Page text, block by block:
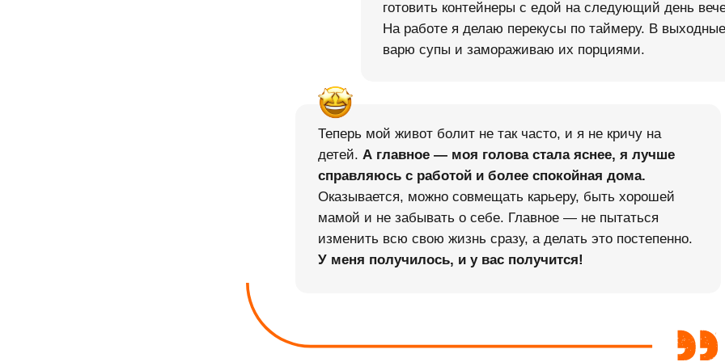
Теперь мой живот болит не так часто, и я не кричу на
детей. А главное — моя голова стала яснее, я лучше
справляюсь с работой и более спокойная дома.
Оказывается, можно совмещать карьеру, быть хорошей
мамой и не забывать о себе. Главное — не пытаться
изменить всю свою жизнь сразу, а делать это постепенно.
У меня получилось, и у вас получится!
готовить контейнеры с едой на следующий день
На работе я делаю перекусы по таймеру. В
варю супы и замораживаю их порциями.